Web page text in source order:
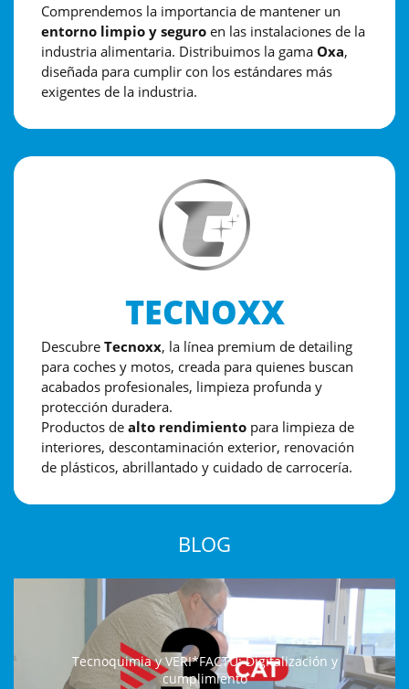
Comprendemos la importancia de mantener un
entorno limpio y seguro en las instalaciones de la
industria alimentaria. Distribuimos la gama Oxa,
diseñada para cumplir con los estándares más
exigentes de la industria.
TECNOXX
Descubre Tecnoxx, la línea premium de detailing
para coches y motos, creada para quienes buscan
acabados profesionales, limpieza profunda y
protección duradera.
Productos de alto rendimiento para limpieza de
interiores, descontaminación exterior, renovación
de plásticos, abrillantado y cuidado de carrocería.
BLOG
Tecnoquimia y VERI*FACTU: Digitalización y
cumplimiento